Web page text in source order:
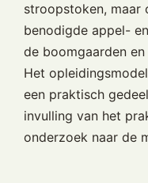
stroopstoken, maar
benodigde appel-
de boomgaarden
Het
een praktisch
invulling van het
onderzoek naar de